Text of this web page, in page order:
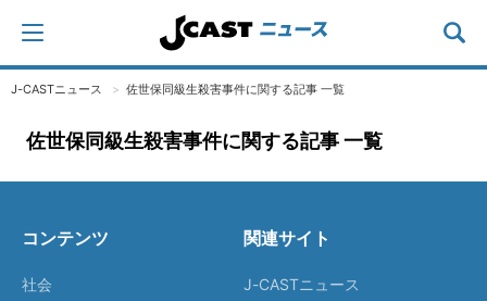
J-CASTニュース 佐世保同級生殺害事件に関する記事 一覧
佐世保同級生殺害事件に関する記事 一覧
コンテンツ
社会
関連サイト
J-CASTニュース